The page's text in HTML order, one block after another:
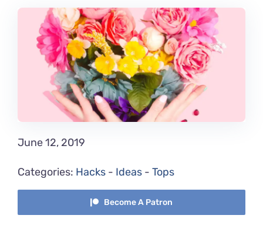
June 12, 2019
Categories: Hacks - Ideas - Tops
Become A Patron